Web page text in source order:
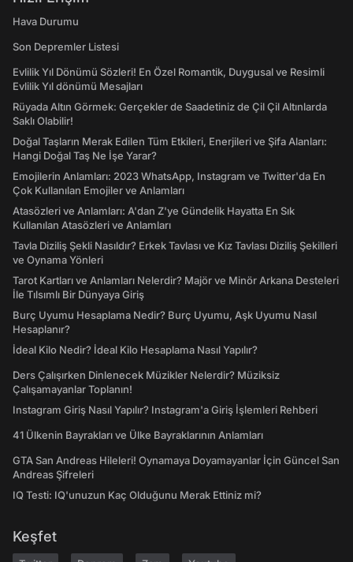
Hava Durumu
Son Depremler Listesi
Evlilik Yıl Dönümü Sözleri! En Özel Romantik, Duygusal ve Resimli
Evlilik Yıl dönümü Mesajları
Rüyada Altın Görmek: Gerçekler de Saadetiniz de Çil Çil Altınlarda
Saklı Olabilir!
Doğal Taşların Merak Edilen Tüm Etkileri, Enerjileri ve Şifa Alanları:
Hangi Doğal Taş Ne İşe Yarar?
Emojilerin Anlamları: 2023 WhatsApp, Instagram ve Twitter'da En
Çok Kullanılan Emojiler ve Anlamları
Atasözleri ve Anlamları: A'dan Z'ye Gündelik Hayatta En Sık
Kullanılan Atasözleri ve Anlamları
Tavla Diziliş Şekli Nasıldır? Erkek Tavlası ve Kız Tavlası Diziliş Şekilleri
ve Oynama Yönleri
Tarot Kartları ve Anlamları Nelerdir? Majör ve Minör Arkana Desteleri
İle Tılsımlı Bir Dünyaya Giriş
Burç Uyumu Hesaplama Nedir? Burç Uyumu, Aşk Uyumu Nasıl
Hesaplanır?
İdeal Kilo Nedir? İdeal Kilo Hesaplama Nasıl Yapılır?
Ders Çalışırken Dinlenecek Müzikler Nelerdir? Müziksiz
Çalışamayanlar Toplanın!
Instagram Giriş Nasıl Yapılır? Instagram'a Giriş İşlemleri Rehberi
41 Ülkenin Bayrakları ve Ülke Bayraklarının Anlamları
GTA San Andreas Hileleri! Oynamaya Doyamayanlar İçin Güncel San
Andreas Şifreleri
IQ Testi: IQ'unuzun Kaç Olduğunu Merak Ettiniz mi?
Keşfet